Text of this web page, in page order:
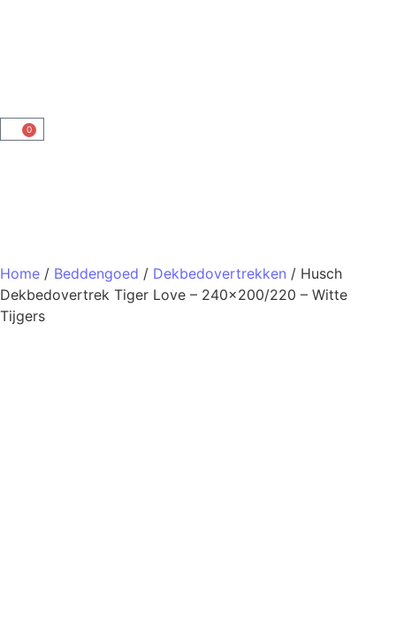
0
Home / Beddengoed / Dekbedovertrekken / Husch
Dekbedovertrek Tiger Love – 240×200/220 – Witte
Tijgers